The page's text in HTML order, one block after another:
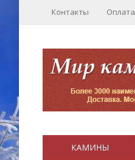
Контакты Оплата
КАМИНЫ